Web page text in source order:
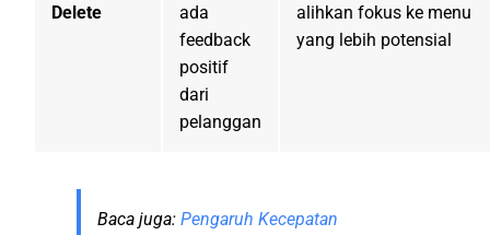
Delete
ada
feedback
positif
dari
pelanggan
alihkan fokus ke menu
yang lebih potensial
Baca juga: Pengaruh Kecepatan